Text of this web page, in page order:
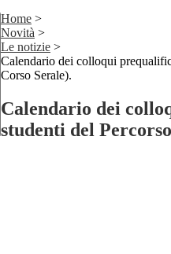
Home >
Novità >
Le notizie >
Calendario dei colloqui
Corso Serale).
Calendario dei
studenti del